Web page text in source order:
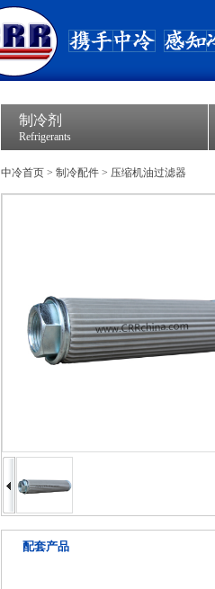
制冷剂
Refrigerants
中冷首页 > 制冷配件 > 压缩机油过滤器
配套产品